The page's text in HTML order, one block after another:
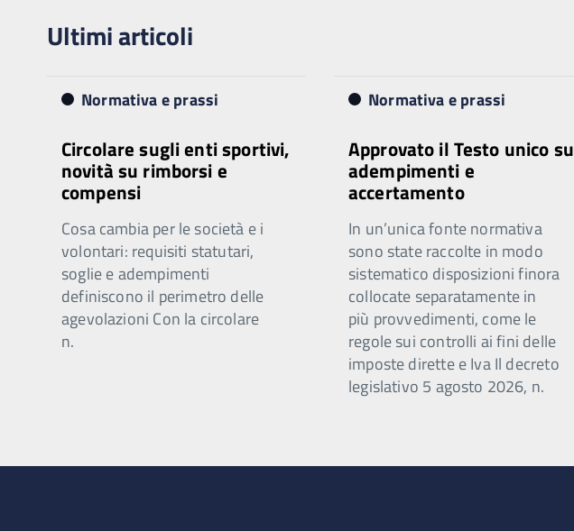
Ultimi articoli
Normativa e prassi
Circolare sugli enti sportivi,
novità su rimborsi e
compensi
Cosa cambia per le società e i
volontari: requisiti statutari,
soglie e adempimenti
definiscono il perimetro delle
agevolazioni Con la circolare
n.
Normativa e prassi
Approvato il Testo unico su
adempimenti e
accertamento
In un’unica fonte normativa
sono state raccolte in modo
sistematico disposizioni finora
collocate separatamente in
più provvedimenti, come le
regole sui controlli ai fini delle
imposte dirette e Iva Il decreto
legislativo 5 agosto 2026, n.